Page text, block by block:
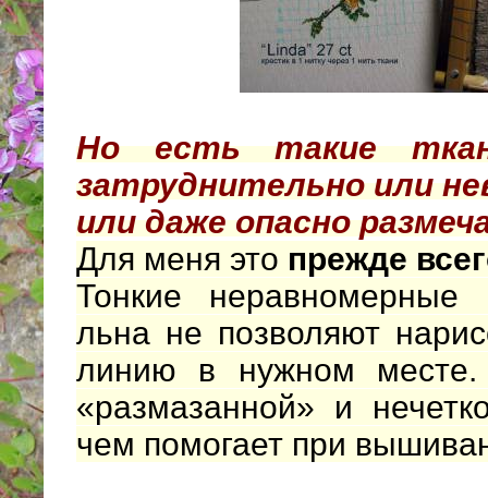
Но есть такие
затруднительно или
или даже опасно
Для меня это прежде
Тонкие неравномерные
льна не позволяют
линию в нужном месте.
«размазанной» и
чем помогает при